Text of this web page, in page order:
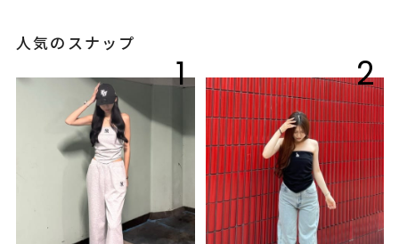
人気のスナップ
1 2